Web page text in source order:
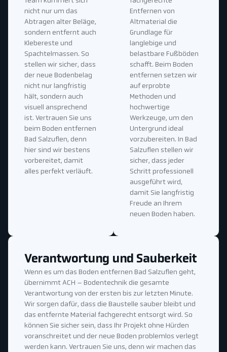
Entfernen von
Altmaterial die
Grundlage für
langlebige und
belastbare Fußböden
schafft. Beim Boden
entfernen setzen wir
auf erprobte
Methoden und
hochwertige
Werkzeuge, um den
Untergrund ideal
vorzubereiten. In Bad
Salzuflen stellen wir
sicher, dass jeder
Schritt professionell
ausgeführt wird,
damit Sie langfristig
Freude an Ihrem
neuen Boden haben.
nicht nur um das
Abtragen alter Beläge,
sondern entfernt auch
Klebereste und
Spachtelmassen. So
stellen wir sicher, dass
der neue Bodenbelag
nicht nur langfristig
hält, sondern auch
visuell ansprechend
ist. Vertrauen Sie uns
beim Boden entfernen
Bad Salzuflen, denn
hier sind wir bestens
vorbereitet, damit
alles perfekt verläuft.
Verantwortung und Sauberkeit
Wenn es um das Boden entfernen Bad Salzuflen geht,
übernimmt ACH – Bodentechnik die gesamte
Verantwortung von der ersten bis zur letzten Minute.
Wir sorgen dafür, dass die Baustelle sauber bleibt und
das entfernte Material fachgerecht entsorgt wird. So
können Sie sicher sein, dass Ihr Projekt ohne Hürden
voranschreitet und der neue Boden problemlos verlegt
werden kann. Vertrauen Sie uns, denn wir machen das